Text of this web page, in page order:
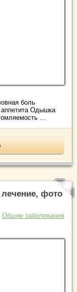
боль
Одышка
...
фото
Общие заболевания